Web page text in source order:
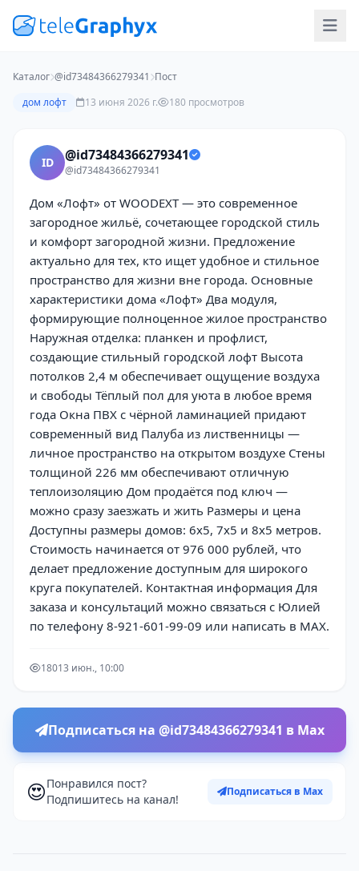
Каталог @id73484366279341 Пост
дом лофт
13 июня 2026 г. 180 просмотров
ID @id73484366279341
@id73484366279341
Дом «Лофт» от WOODEXT — это современное
загородное жильё, сочетающее городской стиль
и комфорт загородной жизни. Предложение
актуально для тех, кто ищет удобное и стильное
пространство для жизни вне города. Основные
характеристики дома «Лофт» Два модуля,
формирующие полноценное жилое пространство
Наружная отделка: планкен и профлист,
создающие стильный городской лофт Высота
потолков 2,4 м обеспечивает ощущение воздуха
и свободы Тёплый пол для уюта в любое время
года Окна ПВХ с чёрной ламинацией придают
современный вид Палуба из лиственницы —
личное пространство на открытом воздухе Стены
толщиной 226 мм обеспечивают отличную
теплоизоляцию Дом продаётся под ключ —
можно сразу заезжать и жить Размеры и цена
Доступны размеры домов: 6х5, 7х5 и 8х5 метров.
Стоимость начинается от 976 000 рублей, что
делает предложение доступным для широкого
круга покупателей. Контактная информация Для
заказа и консультаций можно связаться с Юлией
по телефону 8-921-601-99-09 или написать в MAX.
18013 июн., 10:00
Подписаться на @id73484366279341 в Max
😍Понравился пост?
Подпишитесь на канал!
Подписаться в Max